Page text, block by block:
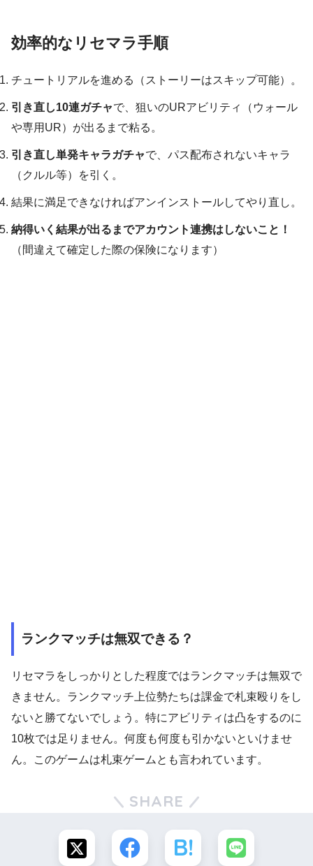
効率的なリセマラ手順
チュートリアルを進める（ストーリーはスキップ可能）。
引き直し10連ガチャで、狙いのURアビリティ（ウォール
や専用UR）が出るまで粘る。
引き直し単発キャラガチャで、パス配布されないキャラ
（クルル等）を引く。
結果に満足できなければアンインストールしてやり直し。
納得いく結果が出るまでアカウント連携はしないこと！
（間違えて確定した際の保険になります）
ランクマッチは無双できる？
リセマラをしっかりとした程度ではランクマッチは無双で
きません。ランクマッチ上位勢たちは課金で札束殴りをし
ないと勝てないでしょう。特にアビリティは凸をするのに
10枚では足りません。何度も何度も引かないといけませ
ん。このゲームは札束ゲームとも言われています。
SHARE